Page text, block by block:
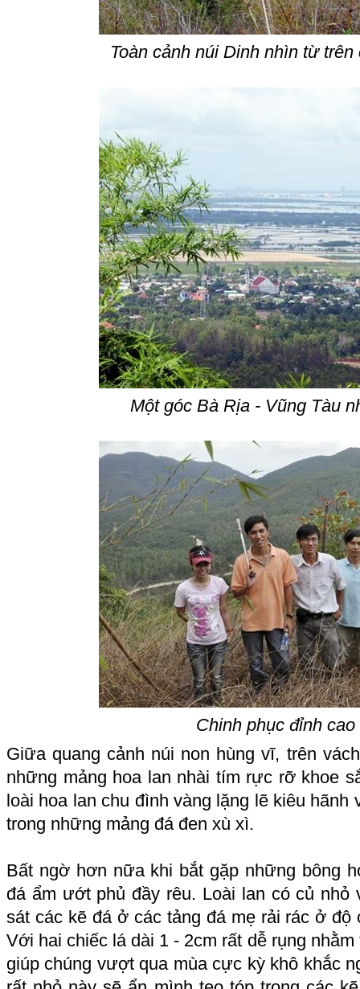
Toàn cảnh núi Dinh nhìn từ trên
Một góc Bà Rịa - Vũng Tàu
Chinh phục đỉnh cao
Giữa quang cảnh núi non hùng vĩ, trên
những mảng hoa lan nhài tím rực rỡ khoe
loài hoa lan chu đình vàng lặng lẽ kiêu hãnh
trong những mảng đá đen xù xì.
Bất ngờ hơn nữa khi bắt gặp những bông
đá ẩm ướt phủ đầy rêu. Loài lan có củ nhỏ
sát các kẽ đá ở các tảng đá mẹ rải rác ở độ
Với hai chiếc lá dài 1 - 2cm rất dễ rụng
giúp chúng vượt qua mùa cực kỳ khô khắc